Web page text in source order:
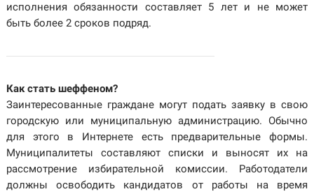
исполнения обязанности составляет 5 лет и не может
быть более 2 сроков подряд.
Как стать шеффеном?
Заинтересованные граждане могут подать заявку в свою
городскую или муниципальную администрацию. Обычно
для этого в Интернете есть предварительные формы.
Муниципалитеты составляют списки и выносят их на
рассмотрение избирательной комиссии. Работодатели
должны освободить кандидатов от работы на время